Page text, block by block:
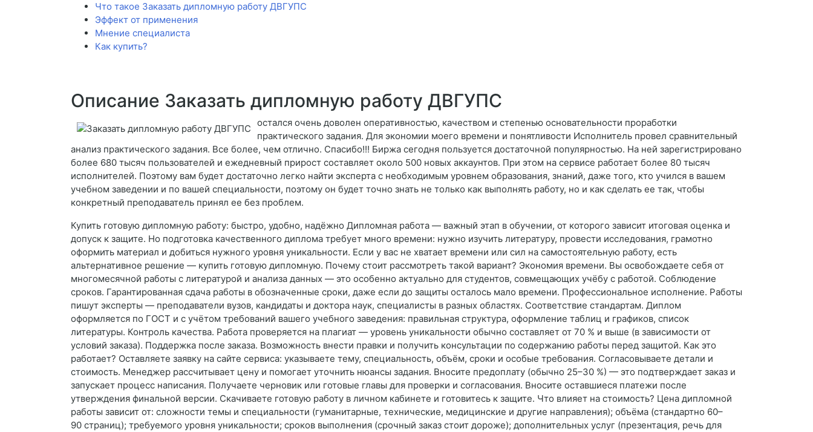
Что такое Заказать дипломную работу ДВГУПС
Эффект от применения
Мнение специалиста
Как купить?
Описание Заказать дипломную работу ДВГУПС
остался очень доволен оперативностью, качеством и степенью основательности проработки
практического задания. Для экономии моего времени и понятливости Исполнитель провел сравнительный
анализ практического задания. Все более, чем отлично. Спасибо!!! Биржа сегодня пользуется достаточной популярностью. На ней зарегистрировано
более 680 тысяч пользователей и ежедневный прирост составляет около 500 новых аккаунтов. При этом на сервисе работает более 80 тысяч
исполнителей. Поэтому вам будет достаточно легко найти эксперта с необходимым уровнем образования, знаний, даже того, кто учился в вашем
учебном заведении и по вашей специальности, поэтому он будет точно знать не только как выполнять работу, но и как сделать ее так, чтобы
конкретный преподаватель принял ее без проблем.
Купить готовую дипломную работу: быстро, удобно, надёжно Дипломная работа — важный этап в обучении, от которого зависит итоговая оценка и
допуск к защите. Но подготовка качественного диплома требует много времени: нужно изучить литературу, провести исследования, грамотно
оформить материал и добиться нужного уровня уникальности. Если у вас не хватает времени или сил на самостоятельную работу, есть
альтернативное решение — купить готовую дипломную. Почему стоит рассмотреть такой вариант? Экономия времени. Вы освобождаете себя от
многомесячной работы с литературой и анализа данных — это особенно актуально для студентов, совмещающих учёбу с работой. Соблюдение
сроков. Гарантированная сдача работы в обозначенные сроки, даже если до защиты осталось мало времени. Профессиональное исполнение. Работы
пишут эксперты — преподаватели вузов, кандидаты и доктора наук, специалисты в разных областях. Соответствие стандартам. Диплом
оформляется по ГОСТ и с учётом требований вашего учебного заведения: правильная структура, оформление таблиц и графиков, список
литературы. Контроль качества. Работа проверяется на плагиат — уровень уникальности обычно составляет от 70 % и выше (в зависимости от
условий заказа). Поддержка после заказа. Возможность внести правки и получить консультации по содержанию работы перед защитой. Как это
работает? Оставляете заявку на сайте сервиса: указываете тему, специальность, объём, сроки и особые требования. Согласовываете детали и
стоимость. Менеджер рассчитывает цену и помогает уточнить нюансы задания. Вносите предоплату (обычно 25–30 %) — это подтверждает заказ и
запускает процесс написания. Получаете черновик или готовые главы для проверки и согласования. Вносите оставшиеся платежи после
утверждения финальной версии. Скачиваете готовую работу в личном кабинете и готовитесь к защите. Что влияет на стоимость? Цена дипломной
работы зависит от: сложности темы и специальности (гуманитарные, технические, медицинские и другие направления); объёма (стандартно 60–
90 страниц); требуемого уровня уникальности; сроков выполнения (срочный заказ стоит дороже); дополнительных услуг (презентация, речь для